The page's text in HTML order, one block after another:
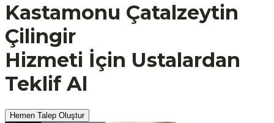
Kastamonu Çatalzeytin
Çilingir
Hizmeti İçin Ustalardan
Teklif Al
Hemen Talep Oluştur